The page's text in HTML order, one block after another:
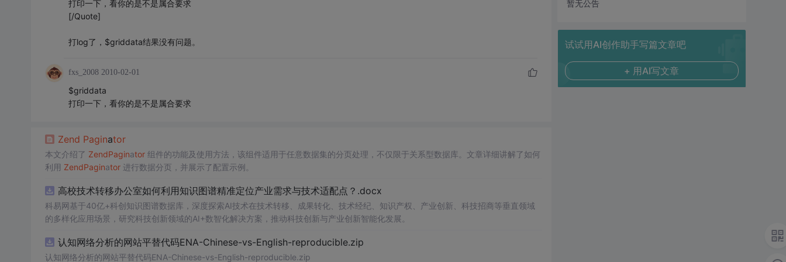
打印一下，看你的是不是属合要求
[/Quote]
打log了，$griddata结果没有问题。
fxs_2008 2010-02-01
$griddata
打印一下，看你的是不是属合要求
Zend Paginator
本文介绍了 ZendPaginator组件的功能及使用方法，该组件适用于任意数据集的分页处理，不仅限于关系型数据库。文章详细讲解了如何
利用 ZendPaginator进行数据分页，并展示了配置示例。
高校技术转移办公室如何利用知识图谱精准定位产业需求与技术适配点？.docx
科易网基于40亿+科创知识图谱数据库，深度探索AI技术在技术转移、成果转化、技术经纪、知识产权、产业创新、科技招商等垂直领域
的多样化应用场景，研究科技创新领域的AI+数智化解决方案，推动科技创新与产业创新智能化发展。
认知网络分析的网站平替代码ENA-Chinese-vs-English-reproducible.zip
认知网络分析的网站平替代码ENA-Chinese-vs-English-reproducible.zip
暂无公告
试试用AI创作助手写篇文章吧
+ 用AI写文章